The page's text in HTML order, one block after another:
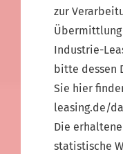
zur
Übermittlung
Industrie-
bitte dessen
Sie hier
leasing.de/
Die
statistische